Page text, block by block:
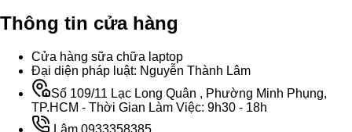
Thông tin cửa hàng
Cửa hàng sữa chữa laptop
Đại diện pháp luật: Nguyễn Thành Lâm
Số 109/11 Lạc Long Quân , Phường Minh Phụng,
TP.HCM - Thời Gian Làm Việc: 9h30 - 18h
Lâm 0933358385